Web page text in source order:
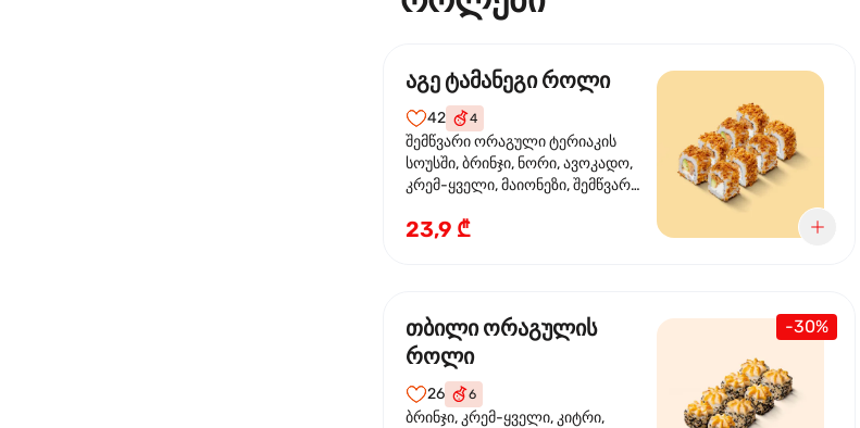
აგე ტამანეგი როლი
42 4
შემწვარი ორაგული ტერიაკის
სოუსში, ბრინჯი, ნორი, ავოკადო,
კრემ-ყველი, მაიონეზი, შემწვარი
23,9 ₾
-30%
თბილი ორაგულის
როლი
26 6
ბრინჯი, კრემ-ყველი, კიტრი,